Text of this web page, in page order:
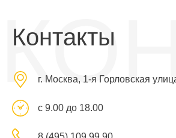
Контакты
г. Москва, 1-я Горловская
с 9.00 до 18.00